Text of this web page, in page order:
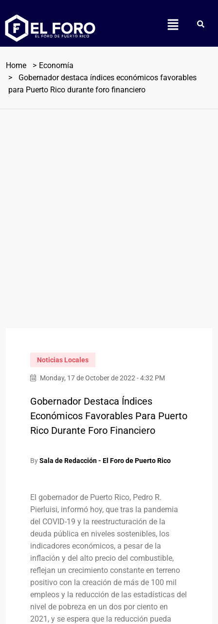
Home
Economía
Gobernador destaca índices económicos favorables
para Puerto Rico durante foro financiero
Noticias Locales
Monday, 17 de October de 2022 - 4:32 PM
Gobernador Destaca Índices
Económicos Favorables Para Puerto
Rico Durante Foro Financiero
BySala de Redacción - El Foro de Puerto Rico
El gobernador de Puerto Rico, Pedro R.
Pierluisi, informó hoy, que tras la pandemia
del COVID-19 y la reestructuración de la
deuda pública en niveles sostenibles, los
indicadores económicos, a pesar de la
inflación y del alto precio del combustible,
reflejan un crecimiento constante en terreno
positivo con la creación de más de 100 mil
empleos y la reducción de las estadísticas del
nivel de pobreza en un dos por ciento en
2021, y se espera que la reducción pueda